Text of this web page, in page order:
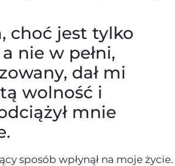
choć jest tylko
nie w pełni,
dał mi
wolność i
mnie
sposób wpłynął na moje życie.